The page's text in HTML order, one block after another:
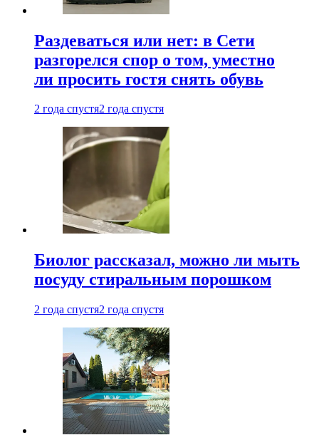
Раздеваться или нет: в Сети
разгорелся спор о том, уместно
ли просить гостя снять обувь
2 года спустя2 года спустя
Биолог рассказал, можно ли мыть
посуду стиральным порошком
2 года спустя2 года спустя